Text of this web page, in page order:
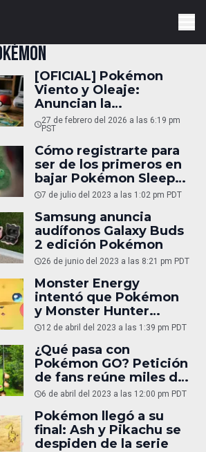
[OFICIAL] Pokémon
Viento y Oleaje:
Anuncian la
Generación 10
exclusiva para Switch 2
27 de febrero del 2026 a las 6:19 pm
PST
Cómo registrarte para
ser de los primeros en
bajar Pokémon Sleep
en Android
7 de julio del 2023 a las 1:02 pm PDT
Samsung anuncia
audífonos Galaxy Buds
2 edición Pokémon
26 de junio del 2023 a las 8:21 pm PDT
Monster Energy
intentó que Pokémon
y Monster Hunter
cambiaran los nombres
12 de abril del 2023 a las 1:39 pm PDT
¿Qué pasa con
Pokémon GO? Petición
de fans reúne miles de
firmas
6 de abril del 2023 a las 12:00 pm PDT
Pokémon llegó a su
final: Ash y Pikachu se
despiden de la serie